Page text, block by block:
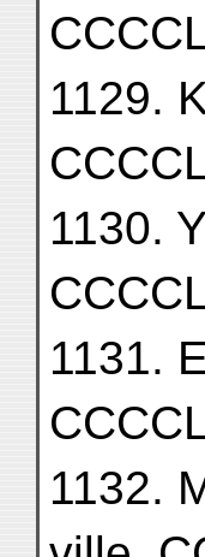
1129.
1130.
1131.
1132.